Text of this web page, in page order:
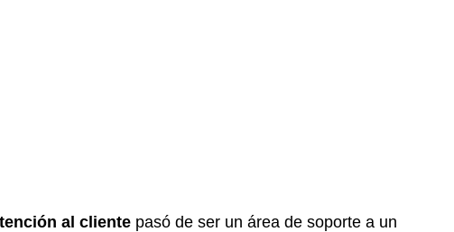
al cliente pasó de ser un área de soporte a un